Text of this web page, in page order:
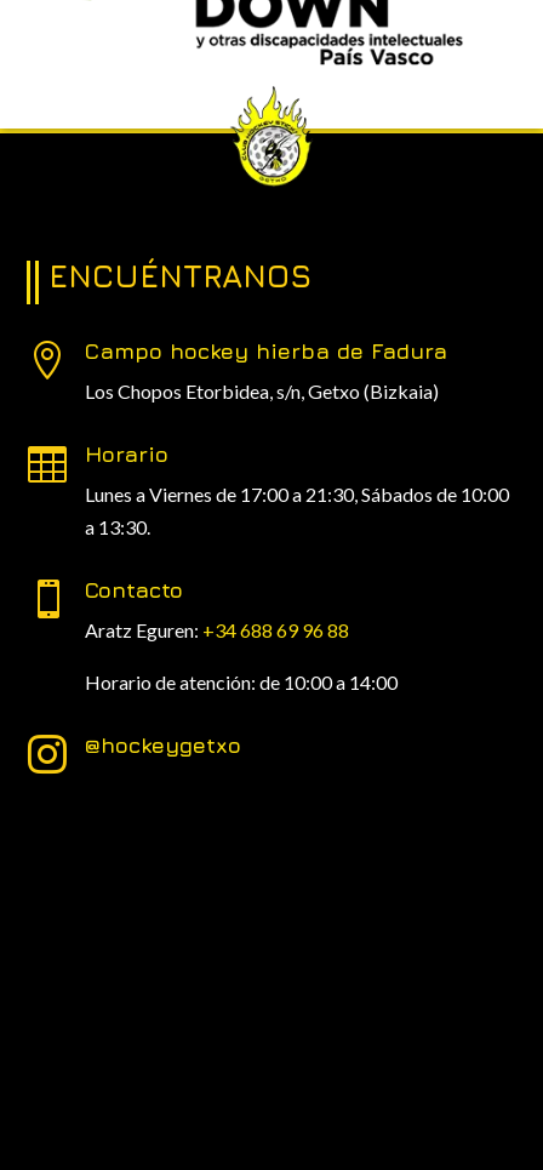
ENCUÉNTRANOS
 Campo hockey hierba de Fadura
Los Chopos Etorbidea, s/n,Getxo (Bizkaia)
 Horario
Lunes a Viernes de 17:00 a 21:30, Sábados de 10:00
a 13:30.
 Contacto
Aratz Eguren: +34 688 69 96 88
Horario de atención: de 10:00 a 14:00
 @hockeygetxo